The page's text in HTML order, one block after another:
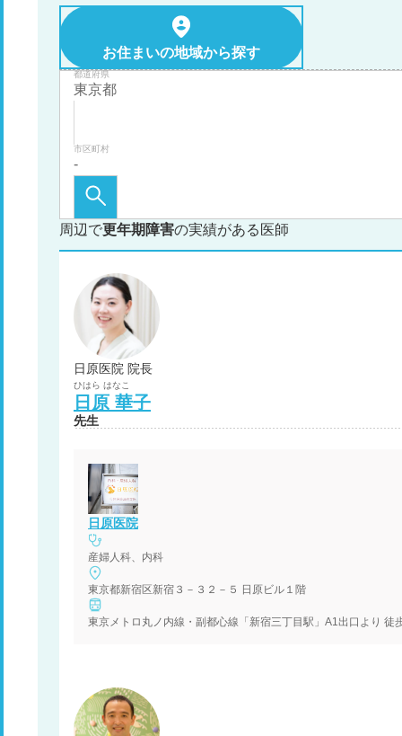
お住まいの地域から探す
都道府県
市区町村
周辺で更年期障害の実績がある医師
日原医院 院長
ひはら はなこ
日原 華子
先生
日原医院
産婦人科、内科
東京都新宿区新宿３－３２－５ 日原ビル１階